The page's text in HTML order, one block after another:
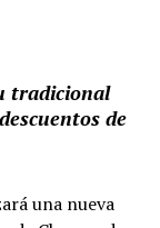
tradicional
de
una nueva